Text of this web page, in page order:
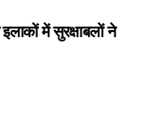
में सुरक्षाबलों ने